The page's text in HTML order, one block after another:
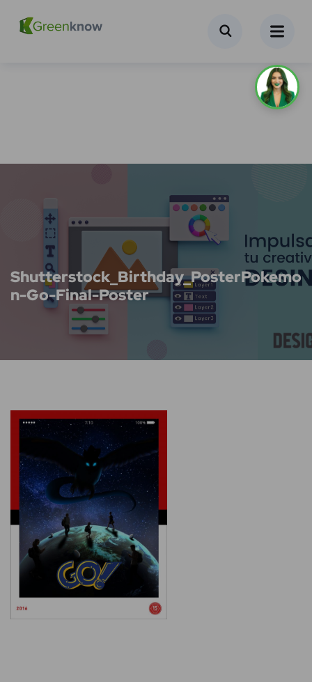
Shutterstock_Birthday_PosterPokemo
n-Go-Final-Poster